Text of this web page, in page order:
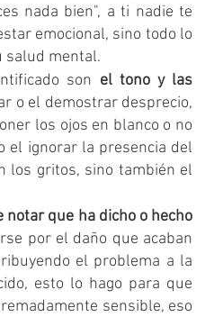
nada bien", a ti nadie te
emocional, sino todo lo
salud mental.
son el tono y las
o el demostrar desprecio,
los ojos en blanco o no
el ignorar la presencia del
los gritos, sino también el
notar que ha dicho o hecho
por el daño que acaban
el problema a la
esto lo hago para que
sensible, eso